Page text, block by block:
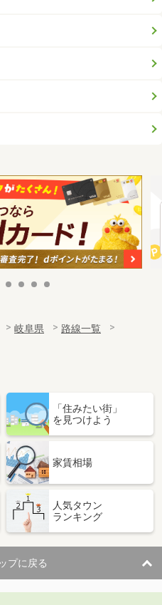
岐阜県
路線一覧
「住みたい街」
を見つけよう
家賃相場
人気タウン
ランキング
プに戻る